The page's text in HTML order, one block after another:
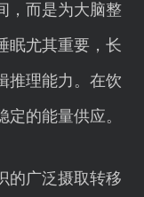
，而是为大脑整
眠尤其重要，长
推理能力。在饮
的能量供应。
的广泛摄取转移